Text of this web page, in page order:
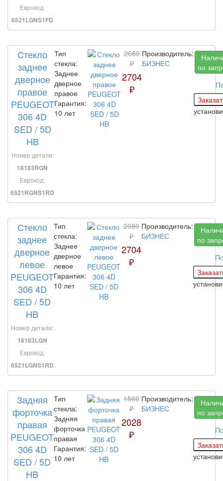
Еврокод:
6521LGNS1FD
Стекло
заднее
дверное
правое
PEUGEOT
306 4D
SED / 5D
HB
Номер детали:
18183RGN
Еврокод:
6521RGNS1RD
Тип
стекла:
Заднее
дверное
правое
Гарантия:
10 лет
2080
₽
2704
₽
Производитель:
БИЗНЕС
по
Стекло
заднее
дверное
левое
PEUGEOT
306 4D
SED / 5D
HB
Номер детали:
18183LGN
Еврокод:
6521LGNS1RD
Тип
стекла:
Заднее
дверное
левое
Гарантия:
10 лет
2080
₽
2704
₽
Производитель:
БИЗНЕС
по
Задняя
форточка
правая
PEUGEOT
306 4D
SED / 5D
HB
Тип
стекла:
Задняя
форточка
правая
Гарантия:
10 лет
1560
₽
2028
₽
Производитель:
БИЗНЕС
по